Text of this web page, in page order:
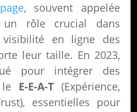
, souvent appelée
un rôle crucial dans
visibilité en ligne des
leur taille. En 2023,
pour intégrer des
E-E-A-T (Expérience,
essentielles pour